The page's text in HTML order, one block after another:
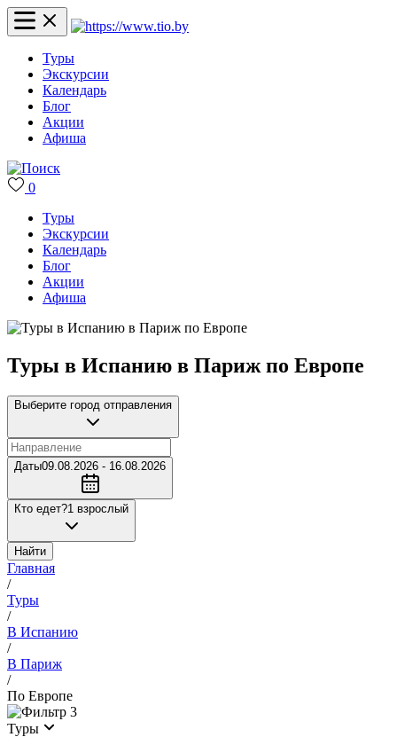
Туры
Экскурсии
Календарь
Блог
Акции
Афиша
0
Туры
Экскурсии
Календарь
Блог
Акции
Афиша
Туры в Испанию в Париж по Европе
Выберите город отправления
Даты09.08.2026 - 16.08.2026
Кто едет?1 взрослый
Найти
Главная
/
Туры
/
В Испанию
/
В Париж
/
По Европе
3
Туры